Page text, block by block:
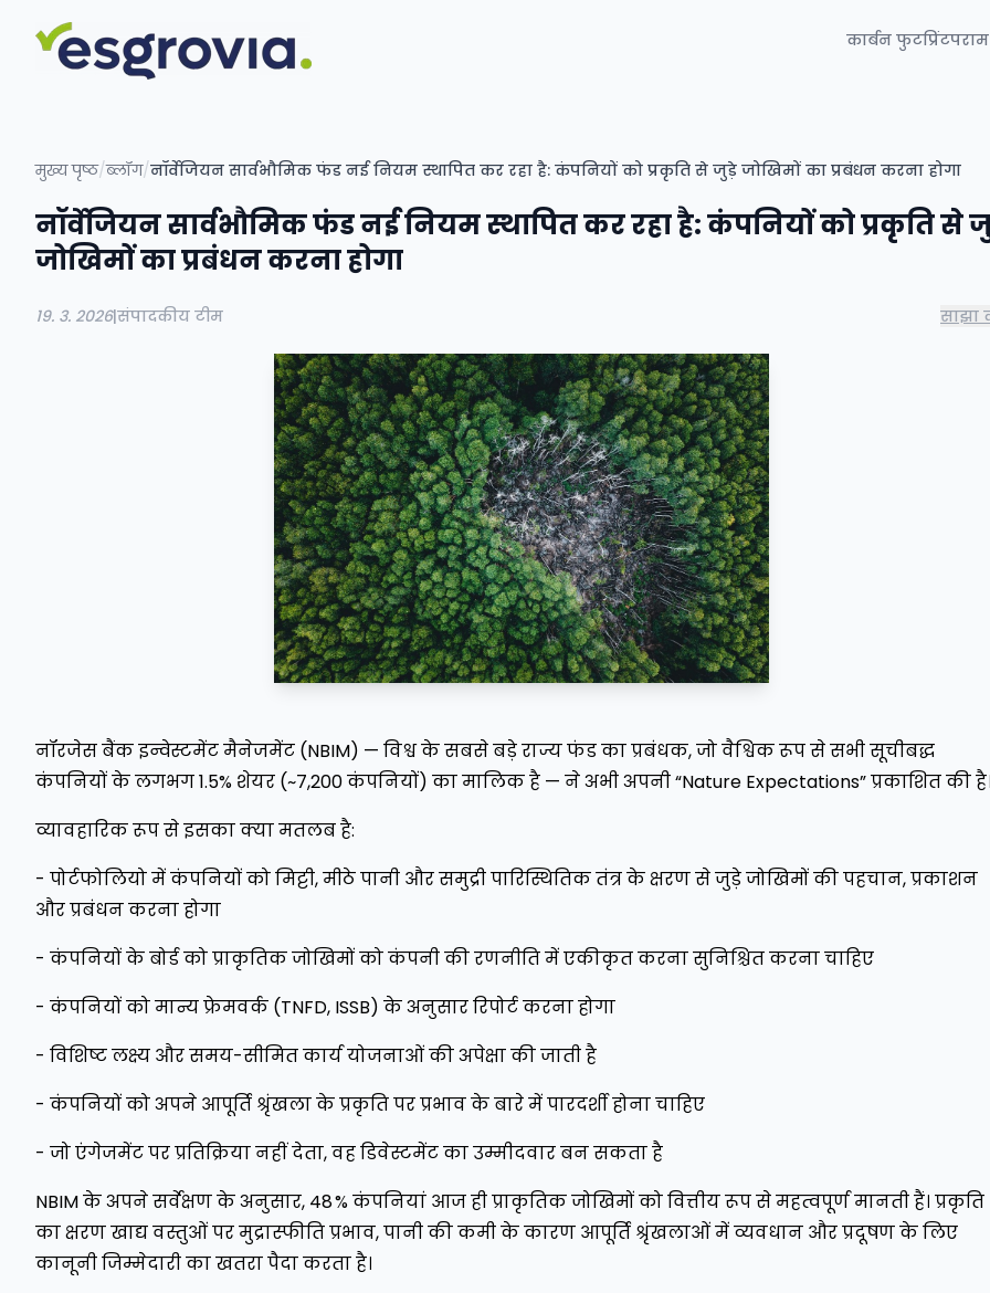
कार्बन फुटप्रिंट
मुख्य पृष्ठ/ब्लॉग/नॉर्वेजियन सार्वभौमिक फंड नई नियम स्थापित कर रहा है: कंपनियों को प्रकृति से जुड़े जोखिमों का प्रबंधन करना होगा
नॉर्वेजियन सार्वभौमिक फंड नई नियम स्थापित कर रहा है: कंपनियों को प्रकृति से
जोखिमों का प्रबंधन करना होगा
19. 3. 2026|संपादकीय टीम साझा
नॉरजेस बैंक इन्वेस्टमेंट मैनेजमेंट (NBIM) — विश्व के सबसे बड़े राज्य फंड का प्रबंधक, जो वैश्विक रूप से सभी सूचीबद्ध
कंपनियों के लगभग 1.5% शेयर (~7,200 कंपनियों) का मालिक है — ने अभी अपनी “Nature Expectations” प्रकाशित की
व्यावहारिक रूप से इसका क्या मतलब है:
- पोर्टफोलियो में कंपनियों को मिट्टी, मीठे पानी और समुद्री पारिस्थितिक तंत्र के क्षरण से जुड़े जोखिमों की पहचान, प्रकाशन
और प्रबंधन करना होगा
- कंपनियों के बोर्ड को प्राकृतिक जोखिमों को कंपनी की रणनीति में एकीकृत करना सुनिश्चित करना चाहिए
- कंपनियों को मान्य फ्रेमवर्क (TNFD, ISSB) के अनुसार रिपोर्ट करना होगा
- विशिष्ट लक्ष्य और समय-सीमित कार्य योजनाओं की अपेक्षा की जाती है
- कंपनियों को अपने आपूर्ति श्रृंखला के प्रकृति पर प्रभाव के बारे में पारदर्शी होना चाहिए
- जो एंगेजमेंट पर प्रतिक्रिया नहीं देता, वह डिवेस्टमेंट का उम्मीदवार बन सकता है
NBIM के अपने सर्वेक्षण के अनुसार, 48 % कंपनियां आज ही प्राकृतिक जोखिमों को वित्तीय रूप से महत्वपूर्ण मानती हैं। प्रकृति
का क्षरण खाद्य वस्तुओं पर मुद्रास्फीति प्रभाव, पानी की कमी के कारण आपूर्ति श्रृंखलाओं में व्यवधान और प्रदूषण के लिए
कानूनी जिम्मेदारी का खतरा पैदा करता है।